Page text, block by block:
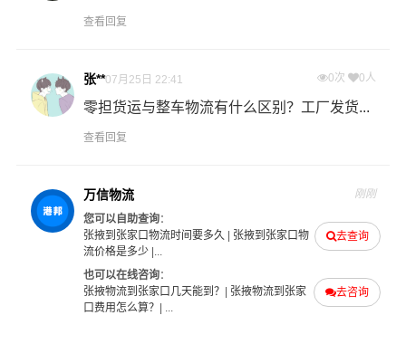
卡班运输：张掖危险品物流的核心产品之一，卡车航班为
加急运输：门到门一站式公路运输，为您解决急需货物的
物流运输难题。 可根据危险货物实际情况优先装车发运，
整车快运：全程箱车运输，确保货物运输过程中包装及货
物品质的高度安全，全程GPS车载定位系统实时监控，京
王危险品物流让您随时随地掌控货物在途信息。
查看回复
张**07月25日 22:41 0次 0人
零担货运与整车物流有什么区别？工厂发货...
查看回复
万信物流 刚刚
去查询
您可以自助查询：
张掖到张家口物流时间要多久
张掖到张家口物
流价格是多少|...
去咨询
也可以在线咨询：
张掖物流到张家口几天能到？
张掖物流到张家
口费用怎么算？
| ...